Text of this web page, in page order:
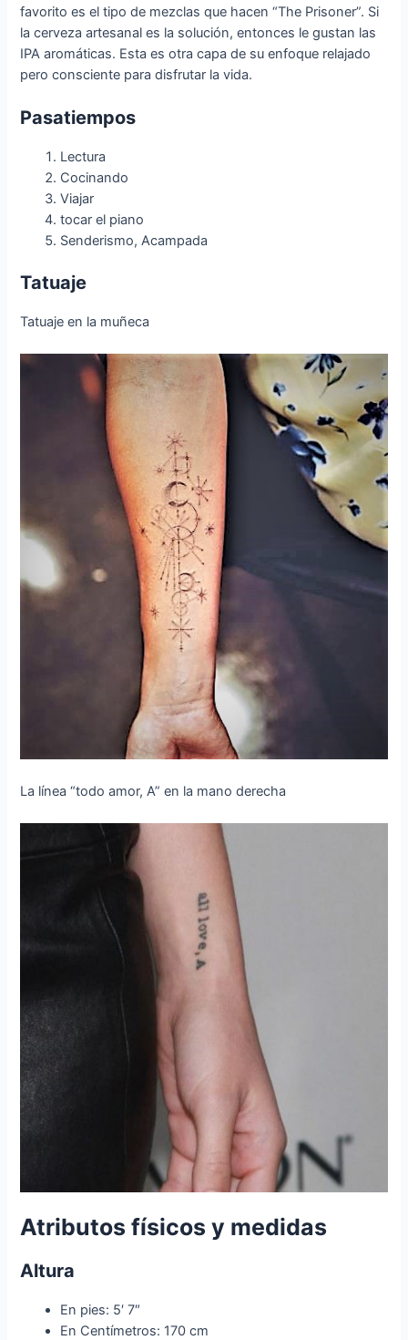
favorito es el tipo de mezclas que hacen “The Prisoner”. Si
la cerveza artesanal es la solución, entonces le gustan las
IPA aromáticas. Esta es otra capa de su enfoque relajado
pero consciente para disfrutar la vida.
Pasatiempos
Lectura
Cocinando
Viajar
tocar el piano
Senderismo, Acampada
Tatuaje
Tatuaje en la muñeca
La línea “todo amor, A” en la mano derecha
Atributos físicos y medidas
Altura
En pies: 5′ 7″
En Centímetros: 170 cm